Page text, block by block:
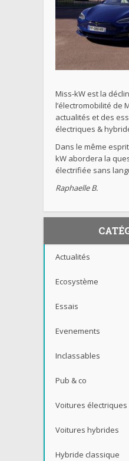
Miss-kW est la
l’électromobilité de
actualités et des
électriques &
Dans le même
kW abordera la
électrifiée sans
Raphaelle B.
Actualités
Ecosystème
Essais
Evenements
Inclassables
Pub & co
Voitures électriques
Voitures hybrides
Hybride classique